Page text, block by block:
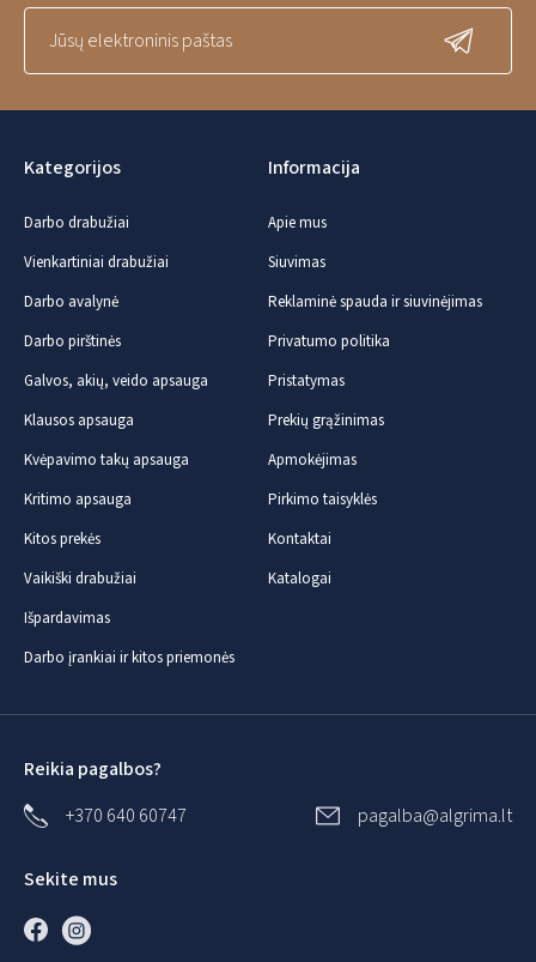
Kategorijos
Darbo drabužiai
Vienkartiniai drabužiai
Darbo avalynė
Darbo pirštinės
Galvos, akių, veido apsauga
Klausos apsauga
Kvėpavimo takų apsauga
Kritimo apsauga
Kitos prekės
Vaikiški drabužiai
Išpardavimas
Darbo įrankiai ir kitos priemonės
Informacija
Apie mus
Siuvimas
Reklaminė spauda ir siuvinėjimas
Privatumo politika
Pristatymas
Prekių grąžinimas
Apmokėjimas
Pirkimo taisyklės
Kontaktai
Katalogai
Reikia pagalbos?
+370 640 60747
pagalba@algrima.lt
Sekite mus